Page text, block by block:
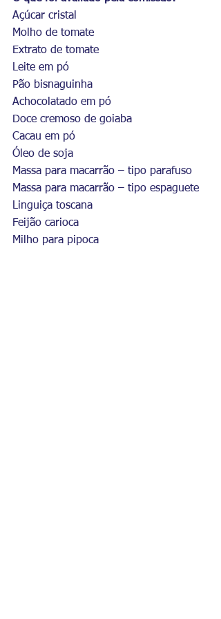
Açúcar cristal
Molho de tomate
Extrato de tomate
Leite em pó
Pão bisnaguinha
Achocolatado em pó
Doce cremoso de goiaba
Cacau em pó
Óleo de soja
Massa para macarrão – tipo parafuso
Massa para macarrão – tipo espaguete
Linguiça toscana
Feijão carioca
Milho para pipoca